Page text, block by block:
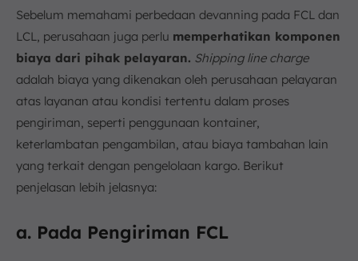
Sebelum memahami perbedaan devanning pada FCL dan
LCL, perusahaan juga perlu memperhatikan komponen
biaya dari pihak pelayaran. Shipping line charge
adalah biaya yang dikenakan oleh perusahaan pelayaran
atas layanan atau kondisi tertentu dalam proses
pengiriman, seperti penggunaan kontainer,
keterlambatan pengambilan, atau biaya tambahan lain
yang terkait dengan pengelolaan kargo. Berikut
penjelasan lebih jelasnya:
a. Pada Pengiriman FCL